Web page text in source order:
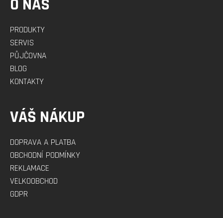
O NÁS
PRODUKTY
SERVIS
PŮJČOVNA
BLOG
KONTAKTY
VÁŠ NÁKUP
DOPRAVA A PLATBA
OBCHODNÍ PODMÍNKY
REKLAMACE
VELKOOBCHOD
GDPR